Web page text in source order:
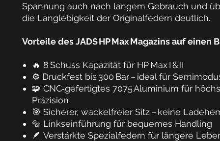
Spannung auch nach langem Gebrauch und
die Langlebigkeit der Originalfedern deutlich.
Vorteile des JADS HP Max Magazins auf einen
🔥 8 Schuss Kapazität für HP Max I & II
⚙️ Druckfest bis 300 Bar– ideal für
🧩 CNC‑gefertigtes 7075 Aluminium für
Präzision
🎯 Sicherer, wackelfreier Sitz– keine
🔩 Linkseinführung für bequemes Handling
🪶 Verstärkte Spezialfedern für längere